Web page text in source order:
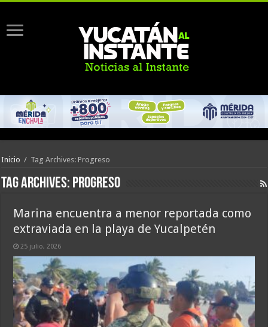
Inicio / Tag Archives: Progreso
Tag Archives: Progreso
Marina encuentra a menor reportada como
extraviada en la playa de Yucalpetén
25 julio, 2026